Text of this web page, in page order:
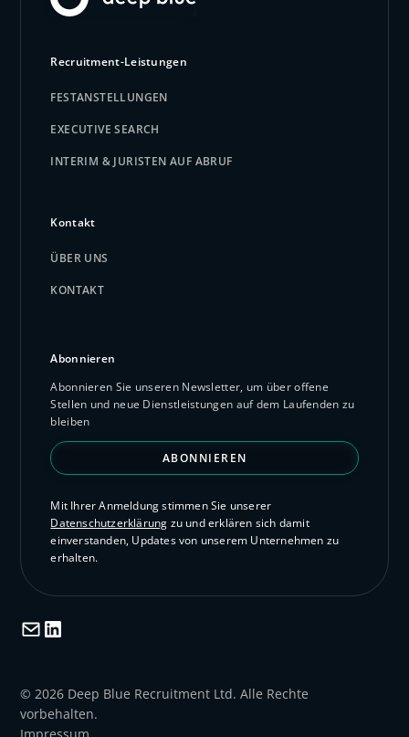
Recruitment-Leistungen
FESTANSTELLUNGEN
EXECUTIVE SEARCH
INTERIM & JURISTEN AUF ABRUF
Kontakt
ÜBER UNS
KONTAKT
Abonnieren
Abonnieren Sie unseren Newsletter, um über offene
Stellen und neue Dienstleistungen auf dem Laufenden zu
bleiben
ABONNIEREN
Mit Ihrer Anmeldung stimmen Sie unserer
Datenschutzerklärung zu und erklären sich damit
einverstanden, Updates von unserem Unternehmen zu
erhalten.
© 2026 Deep Blue Recruitment Ltd. Alle Rechte
vorbehalten.